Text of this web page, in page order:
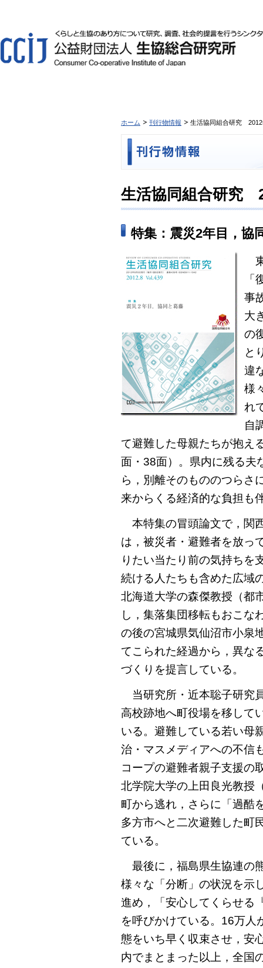
ホーム 刊行物情報 生活協同組合研究
生活協同組合研究
特集：震災2年目，協
事
大
の
と
違
様
れ
自
て避難した母親たちが抱え
面・38面）。県内に残る夫
ら，別離そのもののつらさ
来からくる経済的な負担も
本特集の冒頭論文で，関
は，被災者・避難者を放っ
りたい当たり前の気持ちを
続ける人たちも含めた広域
北海道大学の森傑教授（都
し，集落集団移転もおこな
の後の宮城県気仙沼市小泉
てこられた経過から，異な
づくりを提言している。
当研究所・近本聡子研究
高校跡地へ町役場を移して
いる。避難している若い母
治・マスメディアへの不信
コープの避難者親子支援の
北学院大学の上田良光教授
町から逃れ，さらに「過酷
多方市へと二次避難した町
ている。
最後に，福島県生協連の
様々な「分断」の状況を示
進め，「安心してくらせる
を呼びかけている。16万人
態をいち早く収束させ，安
内でまとまった以上，全国